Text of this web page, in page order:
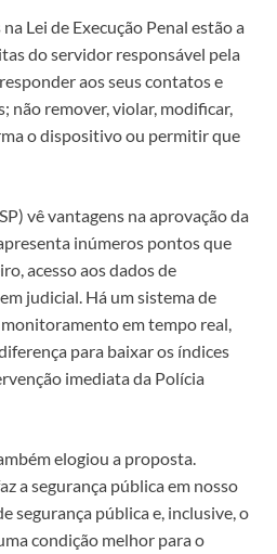
Lei de Execução Penal estão a
do servidor responsável pela
aos seus contatos e
não remover, violar, modificar,
o dispositivo ou permitir que
vê vantagens na aprovação da
inúmeros pontos que
acesso aos dados de
judicial. Há um sistema de
em tempo real,
para baixar os índices
imediata da Polícia
elogiou a proposta.
a segurança pública em nosso
segurança pública e, inclusive, o
condição melhor para o